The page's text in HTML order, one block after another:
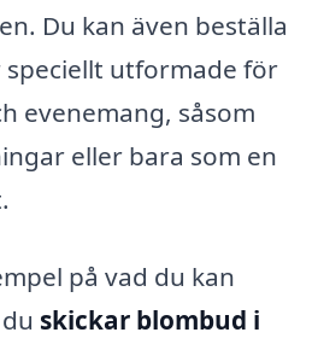
Du kan även beställa
utformade för
evenemang, såsom
eller bara som en
på vad du kan
skickar blombud i